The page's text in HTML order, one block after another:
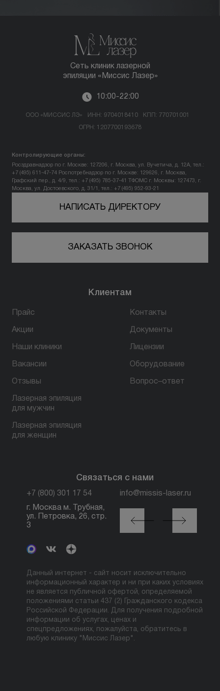
Сеть клиник лазерной
эпиляции «Миссис Лазер»
10:00-22:00
ООО «МИССИС ЛЭ» ИНН: 9704018410 КПП: 770701001
ОГРН: 1207700193678
Контролирующие органы:
Росздравнадзор по г. Москве: 127206, г. Москва, ул. Вучетича, д. 12А, тел.:
+7 (495) 611-47-74 Роспотребнадзор по г. Москве: 129626, г. Москва,
Графский пер., д. 4/9, тел.: +7 (495) 785-37-41
ТФОМС г. Москвы: 127473, г.
Москва, ул. Достоевского, д. 31/1, тел.: +7 (495) 952-93-21
НАПИСАТЬ ДИРЕКТОРУ
ЗАКАЗАТЬ ЗВОНОК
Клиентам
Прайс
Акции
Наши клиники
Вакансии
Отзывы
Лазерная эпиляция
для мужчин
Лазерная эпиляция
для женщин
Контакты
Документы
Лицензии
Оборудование
Вопрос–ответ
Связаться с нами
+7 (800) 301 17 54 info@missis-laser.ru
г. Москва м. Трубная,
ул. Петровка, 26, стр.
3
г. Москва м./МЦК
Автозаводская, ул.
Сайкина, 19
Данный интернет - сайт носит исключительно
информационный характер и ни при каких условиях
не является публичной офертой, определяемой
положениями статьи 437 (2) Гражданского кодекса
Российской Федерации. Для получения подробной
информации об услугах, ценах и
спецпредложениях, пожалуйста, обратитесь в
любую клинику "Миссис Лазер".